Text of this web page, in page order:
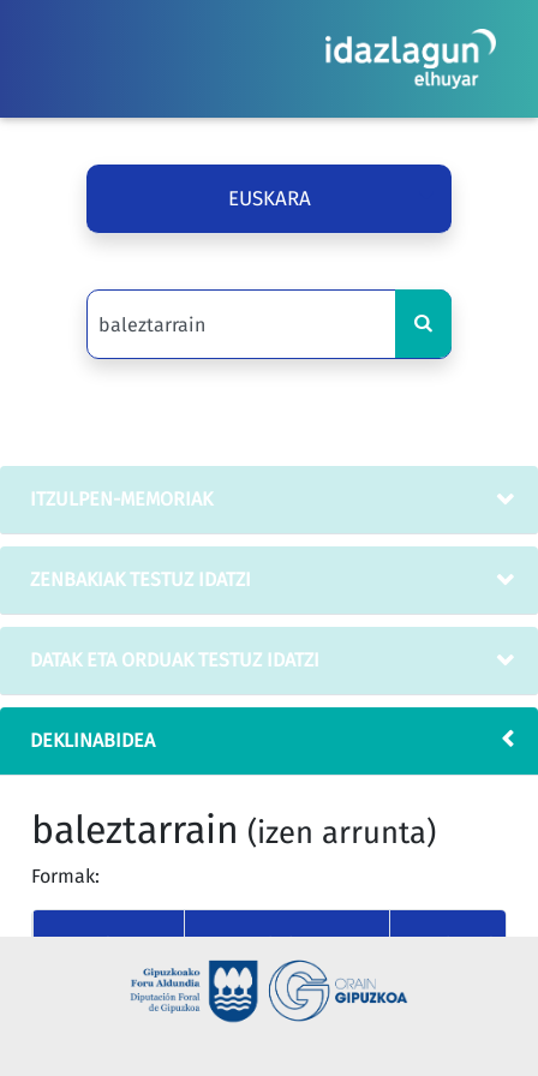
EUSKARA
ITZULPEN-MEMORIAK
ZENBAKIAK TESTUZ IDATZI
DATAK ETA ORDUAK TESTUZ IDATZI
DEKLINABIDEA
baleztarrain (izen arrunta)
Formak:
KASUA MUGAGABEA MUGATU
baleztarrain